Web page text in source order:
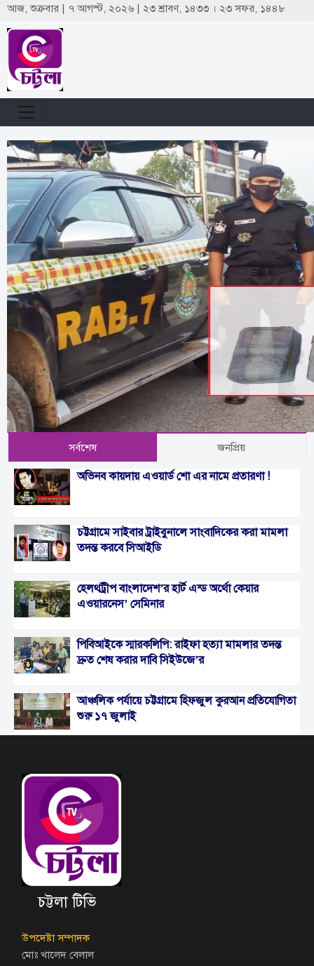
আজ, শুক্রবার | ৭ আগস্ট, ২০২৬ | ২৩ শ্রাবণ, ১৪৩৩ । ২৩ সফর, ১৪৪৮
সর্বশেষ জনপ্রিয়
অভিনব কায়দায় এওয়ার্ড শো এর নামে প্রতারণা !
চট্টগ্রামে সাইবার ট্রাইবুনালে সাংবাদিকের করা মামলা
তদন্ত করবে সিআইডি
হেলথট্রীপ বাংলাদেশ’র হার্ট এন্ড অর্থো কেয়ার
এওয়ারনেস’ সেমিনার
পিবিআইকে স্মারকলিপি: রাইফা হত্যা মামলার তদন্ত
দ্রুত শেষ করার দাবি সিইউজে’র
আঞ্চলিক পর্যায়ে চট্টগ্রামে হিফজুল কুরআন প্রতিযোগিতা
শুরু ১৭ জুলাই
চট্টলা টিভি
উপদেষ্টা সম্পাদক
মোঃ খালেদ বেলাল